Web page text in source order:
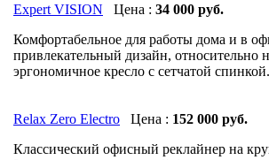
Expert VISION Цена : 34 000 руб.
Комфортабельное для работы дома и в
привлекательный дизайн, относительно
эргономичное кресло с сетчатой спинкой.
Relax Zero Electro Цена : 152 000 руб.
Классический офисный реклайнер на